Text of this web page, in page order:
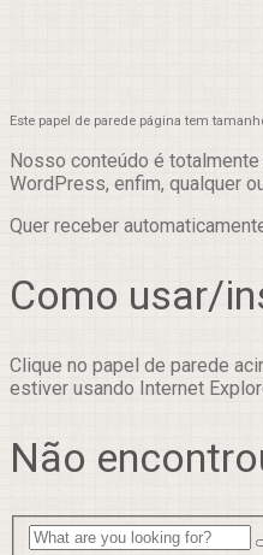
Este papel de parede página tem
Nosso conteúdo é
WordPress, enfim, qualquer
Quer receber
Como usar/
Clique no papel de parede
estiver usando Internet
Não